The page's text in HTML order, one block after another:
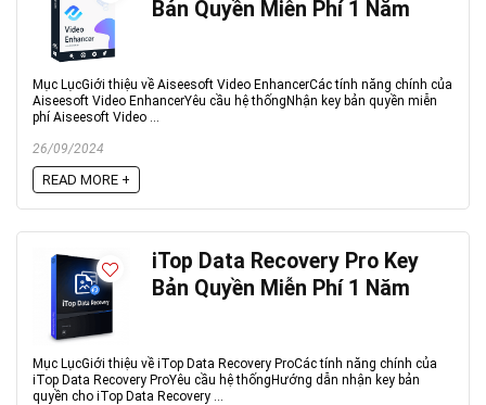
Bản Quyền Miễn Phí 1 Năm
Mục LụcGiới thiệu về Aiseesoft Video EnhancerCác tính năng chính của
Aiseesoft Video EnhancerYêu cầu hệ thốngNhận key bản quyền miễn
phí Aiseesoft Video ...
26/09/2024
READ MORE +
iTop Data Recovery Pro Key
Bản Quyền Miễn Phí 1 Năm
Mục LụcGiới thiệu về iTop Data Recovery ProCác tính năng chính của
iTop Data Recovery ProYêu cầu hệ thốngHướng dẫn nhận key bản
quyền cho iTop Data Recovery ...